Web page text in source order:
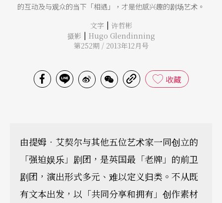
的互动及与观众的当下「相遇」，才是他感兴趣的剧场艺术。
文字 | 许哲彬
摄影 | Hugo Glendinning
第252期 / 2013年12月号
收藏
由提姆．艾契尔与其他五位艺术家一同创立的
「强迫娱乐」剧团，是英国最「老牌」的前卫
剧团，演出形式多元、难以定义归类。不从既
有文本出发，以「共同分享和拥有」创作素材